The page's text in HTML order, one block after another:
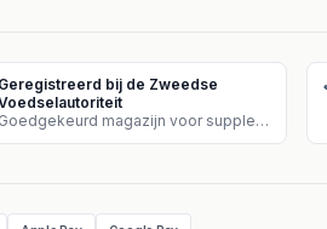
Geregistreerd bij de Zweedse
Goedgekeurd magazijn voor supplementenverkoop